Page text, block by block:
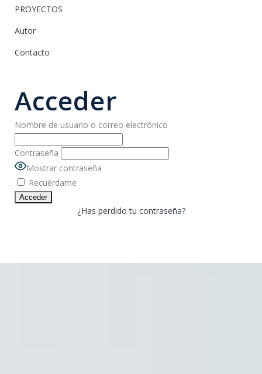
PROYECTOS
Autor
Contacto
Acceder
Nombre de usuario o correo electrónico
Contraseña
Mostrar contraseña
Recuérdame
¿Has perdido tu contraseña?